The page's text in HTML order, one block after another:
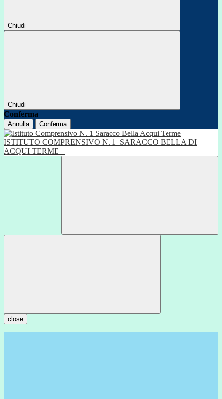
Chiudi
Chiudi
Conferma
Annulla Conferma
ISTITUTO COMPRENSIVO N. 1
SARACCO BELLA DI
ACQUI TERME
close